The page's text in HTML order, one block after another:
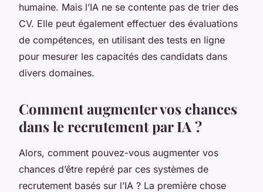
humaine. Mais l’IA ne se contente pas de trier des
CV. Elle peut également effectuer des évaluations
de compétences, en utilisant des tests en ligne
pour mesurer les capacités des candidats dans
divers domaines.
Comment augmenter vos chances
dans le recrutement par IA ?
Alors, comment pouvez-vous augmenter vos
chances d’être repéré par ces systèmes de
recrutement basés sur l’IA ? La première chose